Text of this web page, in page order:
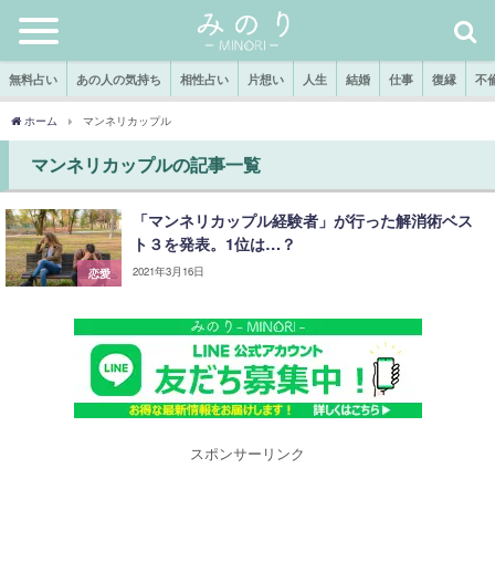
無料占い あの人の気持ち 相性占い 片想い 人生 結婚 仕事 復縁 不
ホーム マンネリカップル
マンネリカップルの記事一覧
恋愛
「マンネリカップル経験者」が行った解消術ベス
ト３を発表。1位は…？
2021年3月16日
スポンサーリンク